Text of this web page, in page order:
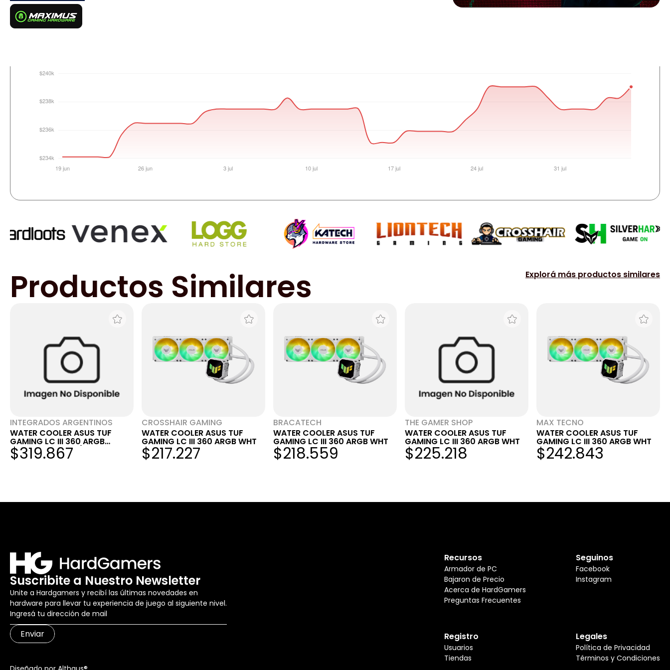
Productos Similares Explorá más productos similares
INTEGRADOS ARGENTINOS
WATER COOLER ASUS TUF
GAMING LC III 360 ARGB
EDITION BLANCO (TUF GAMING
LC III 360 ARGB WHT)
$319.867
CROSSHAIR GAMING
WATER COOLER ASUS TUF
GAMING LC III 360 ARGB WHT
$217.227
BRACATECH
WATER COOLER ASUS TUF
GAMING LC III 360 ARGB WHT
$218.559
THE GAMER SHOP
WATER COOLER ASUS TUF
GAMING LC III 360 ARGB WHT
$225.218
MAX TECNO
WATER COOLER ASUS TUF
GAMING LC III 360 ARGB WHT
$242.843
Suscribite a Nuestro Newsletter
Unite a Hardgamers y recibí las últimas novedades en
hardware para llevar tu experiencia de juego al siguiente nivel.
Enviar
Recursos
Armador de PC
Bajaron de Precio
Acerca de HardGamers
Preguntas Frecuentes
Seguinos
Facebook
Instagram
Registro
Usuarios
Tiendas
Legales
Política de Privacidad
Términos y Condiciones